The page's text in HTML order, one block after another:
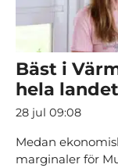
Bäst i
hela landet
28 jul 09:08
Medan
marginaler för